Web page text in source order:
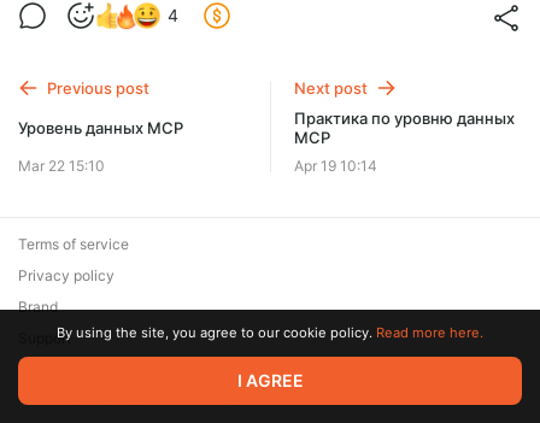
4
Previous post
Уровень данных MCP
Mar 22 15:10
Next post
Практика по уровню данных
MCP
Apr 19 10:14
© 2026 Zaya Solutions Limited. All rights reserved. All trademarks
are the property of their respective owners.
Terms of service
Privacy policy
Brand
SupportBy using the site, you agree to our cookie policy. Read more here.
I AGREE